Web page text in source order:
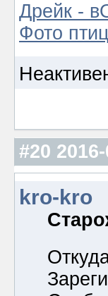
Дрейк -
Фото
#20
kro-kro